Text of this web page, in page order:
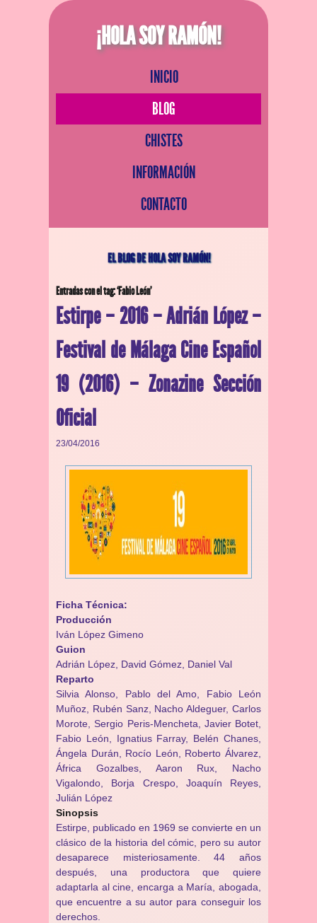
¡HOLA SOY RAMÓN!
INICIO
BLOG
CHISTES
INFORMACIÓN
CONTACTO
EL BLOG DE HOLA SOY RAMÓN!
Entradas con el tag: ‘Fabio León’
Estirpe – 2016 – Adrián López –
Festival de Málaga Cine Español
19 (2016) – Zonazine Sección
Oficial
23/04/2016
Ficha Técnica:
Producción
Iván López Gimeno
Guion
Adrián López, David Gómez, Daniel Val
Reparto
Silvia Alonso, Pablo del Amo, Fabio León
Muñoz, Rubén Sanz, Nacho Aldeguer, Carlos
Morote, Sergio Peris-Mencheta, Javier Botet,
Fabio León, Ignatius Farray, Belén Chanes,
Ángela Durán, Rocío León, Roberto Álvarez,
África Gozalbes, Aaron Rux, Nacho
Vigalondo, Borja Crespo, Joaquín Reyes,
Julián López
Sinopsis
Estirpe, publicado en 1969 se convierte en un
clásico de la historia del cómic, pero su autor
desaparece misteriosamente. 44 años
después, una productora que quiere
adaptarla al cine, encarga a María, abogada,
que encuentre a su autor para conseguir los
derechos.